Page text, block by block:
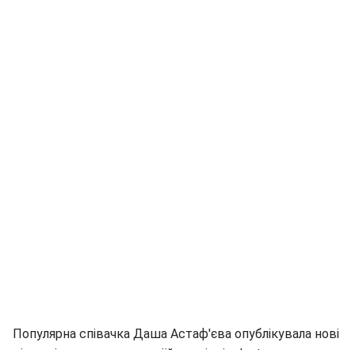
Популярна співачка Даша Астаф'єва опублікувала нові